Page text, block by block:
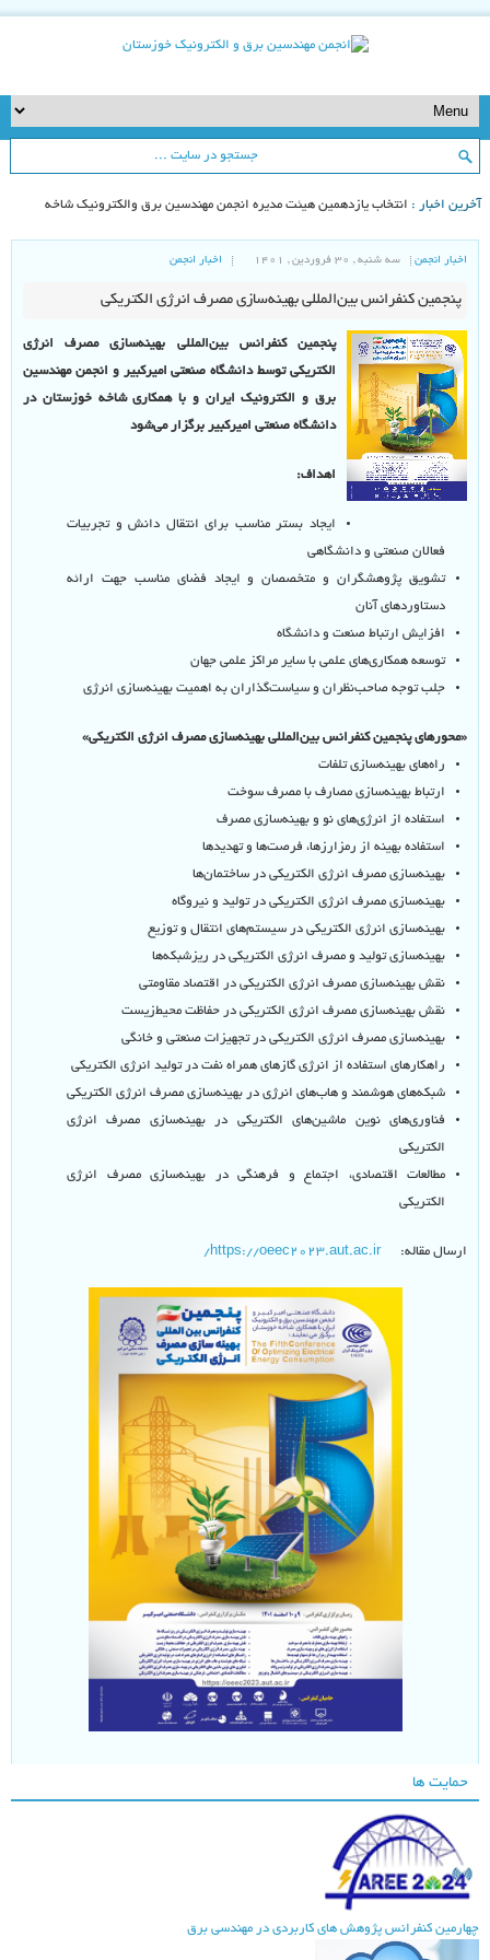
اخبار : انتخاب یازدهمین هیئت مدیره انجمن مهندسین برق والکترونیک شاخه
اخبار انجمن سه شنبه , ۳۰ فروردین , ۱۴۰۱ اخبار انجمن
پنجمین کنفرانس بین‌المللی بهینه‌سازی مصرف انرژی الکتریکی
پنجمین کنفرانس بین‌المللی بهینه‌سازی مصرف انرژی
الکتریکی توسط دانشگاه صنعتی امیرکبیر و انجمن مهندسین
برق و الکترونیک ایران و با همکاری شاخه خوزستان در
دانشگاه صنعتی امیرکبیر برگزار می‌شود
اهداف:
ایجاد بستر مناسب برای انتقال دانش و تجربیات
فعالان صنعتی و دانشگاهی
تشویق پژوهشگران و متخصصان و ایجاد فضای مناسب جهت ارائه
دستاوردهای آنان
افزایش ارتباط صنعت و دانشگاه
توسعه همکاری‌های علمی با سایر مراکز علمی جهان
جلب توجه صاحب‌نظران و سیاست‌گذاران به اهمیت بهینه‌سازی انرژی
«محور‌های پنجمین کنفرانس بین‌المللی بهینه‌سازی مصرف انرژی الکتریکی»
راه‌های بهینه‌سازی تلفات
ارتباط بهینه‌سازی مصارف با مصرف سوخت
استفاده از انرژی‌های نو و بهینه‌سازی مصرف
استفاده بهینه از رمز‌ارزها، فرصت‌ها و تهدید‌ها
بهینه‌سازی مصرف انرژی الکتریکی در ساختمان‌ها
بهینه‌سازی مصرف انرژی الکتریکی در تولید و نیروگاه
بهینه‌سازی انرژی الکتریکی در سیستم‌های انتقال و توزیع
بهینه‌سازی تولید و مصرف انرژی الکتریکی در ریزشبکه‌ها
نقش بهینه‌سازی مصرف انرژی الکتریکی در اقتصاد مقاومتی
نقش بهینه‌سازی مصرف انرژی الکتریکی در حفاظت محیط‌زیست
بهینه‌سازی مصرف انرژی الکتریکی در تجهیزات صنعتی و خانگی
راهکارهای استفاده از انرژی گازهای همراه نفت در تولید انرژی الکتریکی
شبکه‌های هوشمند و هاب‌های انرژی در بهینه‌سازی مصرف انرژی الکتریکی
فناوری‌های نوین ماشین‌های الکتریکی در بهینه‌سازی مصرف انرژی
الکتریکی
مطالعات اقتصادی، اجتماع و فرهنگی در بهینه‌سازی مصرف انرژی
الکتریکی
ارسال مقاله: https://oeec2023.aut.ac.ir/
حمایت ها
کنفرانس پژوهش های کاربردی در مهندسی برق